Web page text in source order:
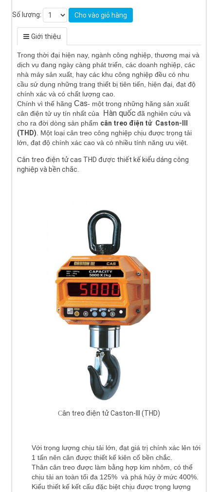
Số lượng: Cho vào giỏ hàng
Giới thiệu
Trong thời đại hiện nay, ngành công nghiệp, thương mại và
dịch vụ đang ngày càng phát triển, các doanh nghiệp, các
nhà máy sản xuất, hay các khu công nghiệp đều có nhu
cầu sử dụng những trang thiết bị tiên tiến, hiện đại, đạt độ
chính xác và có chất lượng cao.
Chính vì thế hãng Cas- một trong những hãng sản xuất
cân điện tử uy tín nhất của
Hàn quốc đã nghiên cứu và
cho ra đời dòng sản phẩm cân treo điện tử Caston-III
(THD). Một loại cân treo công nghiệp chịu được trọng tải
lớn, đạt độ chính xác cao và có nhiều tính năng ưu việt.
Cân treo điện tử cas THD được thiết kế kiểu dáng công
nghiệp và bền chắc.
Cân treo điện tử Caston-III (THD)
Với trọng lượng chịu tải lớn, đạt giá trị chính xác lên tới
1 tấn nên cân được thiết kế kiên cố bền chắc.
Thân cân treo được làm bằng hợp kim nhôm, có thể
chịu tải an toàn tối đa 125% và phá hủy ở mức 400%.
Kiểu thiết kế kết cấu đặc biệt chịu được trọng lượng